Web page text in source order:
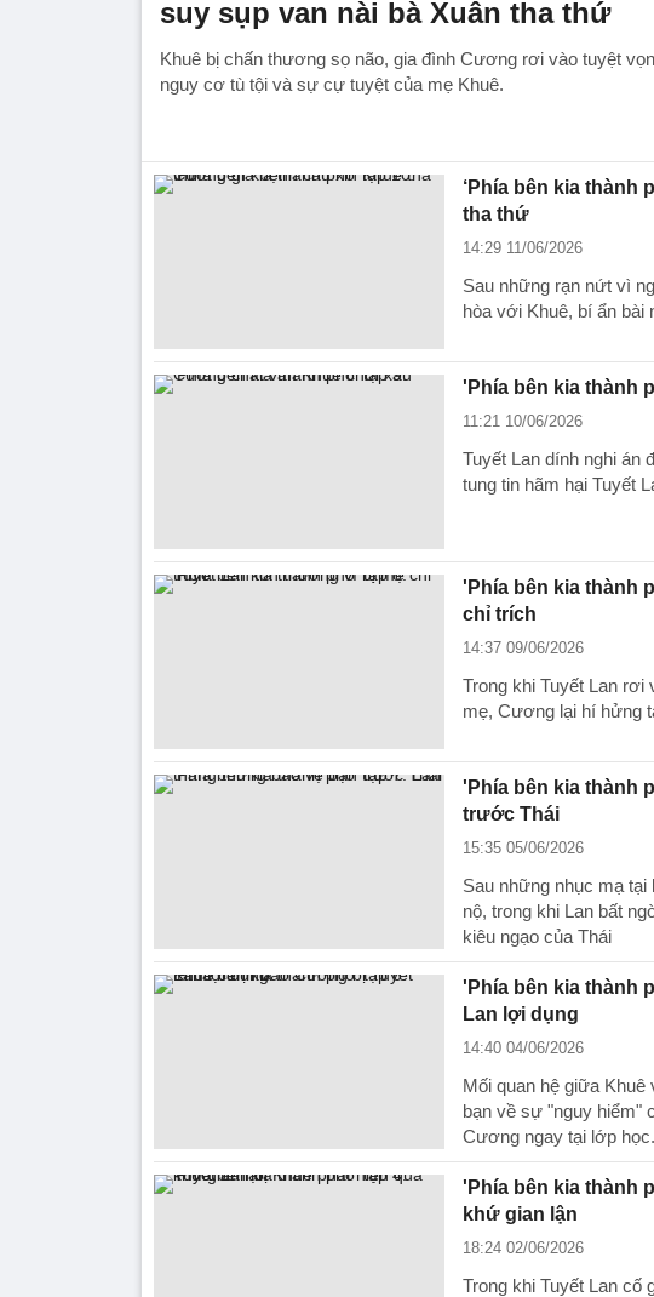
suy sụp van nài bà Xuân tha thứ
Khuê bị chấn thương sọ não, gia đình Cương rơi vào tuyệt
nguy cơ tù tội và sự cự tuyệt của mẹ Khuê.
‘Phía bên kia thành
tha thứ
14:29 11/06/2026
Sau những rạn nứt vì
hòa với Khuê, bí ẩn bài
'Phía bên kia thành
11:21 10/06/2026
Tuyết Lan dính nghi án
tung tin hãm hại Tuyết
'Phía bên kia thành
chỉ trích
14:37 09/06/2026
Trong khi Tuyết Lan
mẹ, Cương lại hí hửng
'Phía bên kia thành
trước Thái
15:35 05/06/2026
Sau những nhục mạ
nộ, trong khi Lan bất
kiêu ngạo của Thái
'Phía bên kia thành
Lan lợi dụng
14:40 04/06/2026
Mối quan hệ giữa
bạn về sự "nguy hiểm"
Cương ngay tại lớp học.
'Phía bên kia thành
khứ gian lận
18:24 02/06/2026
Trong khi Tuyết Lan cố